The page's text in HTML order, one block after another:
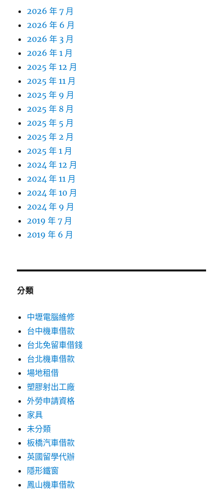
2026 年 7 月
2026 年 6 月
2026 年 3 月
2026 年 1 月
2025 年 12 月
2025 年 11 月
2025 年 9 月
2025 年 8 月
2025 年 5 月
2025 年 2 月
2025 年 1 月
2024 年 12 月
2024 年 11 月
2024 年 10 月
2024 年 9 月
2019 年 7 月
2019 年 6 月
分類
中壢電腦維修
台中機車借款
台北免留車借錢
台北機車借款
場地租借
塑膠射出工廠
外勞申請資格
家具
未分類
板橋汽車借款
英國留學代辦
隱形鐵窗
鳳山機車借款